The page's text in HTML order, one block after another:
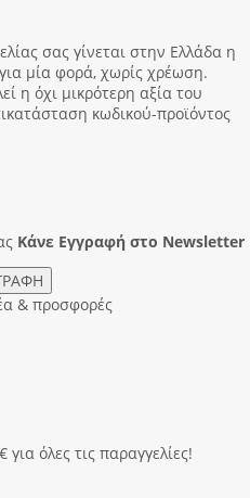
σας γίνεται στην Ελλάδα η
μία φορά, χωρίς χρέωση.
η όχι μικρότερη αξία του
κωδικού-προϊόντος
Κάνε Eγγραφή στο Newsletter
& προσφορές
όλες τις παραγγελίες!